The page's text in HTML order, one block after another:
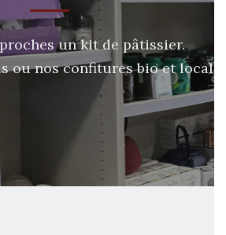
un kit de pâtissier.
ou nos confitures bio et local